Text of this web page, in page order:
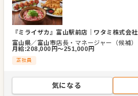
『ミライザカ』富山駅前店
ワタミ株式会社
富山県／富山市店長・マネージャー（候補）
月給:208,000 円〜251,000円
正社員
気になる